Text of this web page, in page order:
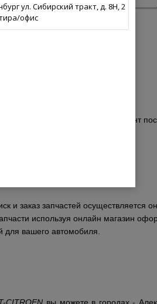
из списка оптимальный вариант
по каталогу.
и заказ запчастей осуществляется
используя онлайн магазин
для вашего автомобиля.
ул. Сибирский тракт, д. 8Н, 2
офис